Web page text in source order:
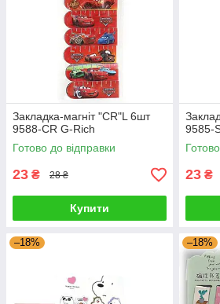
Закладка-магніт "CR"L 6шт
9588-CR G-Rich
Готово до відправки
23 ₴ 28 ₴
Купити
9585-
23 ₴
–18% –18%